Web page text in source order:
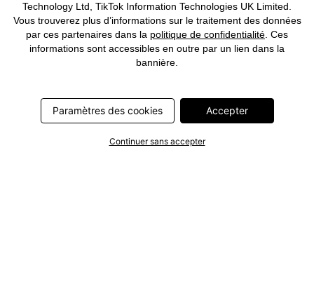
Technology Ltd, TikTok Information Technologies UK Limited.
Vous trouverez plus d’informations sur le traitement des données
par ces partenaires dans la politique de confidentialité . Ces
informations sont accessibles en outre par un lien dans la
bannière.
Paramètres des cookies Accepter
Continuer sans accepter